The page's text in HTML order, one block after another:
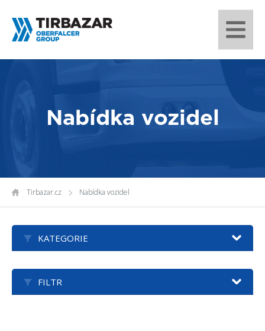
Nabídka vozidel
Tirbazar.cz Nabídka vozidel
KATEGORIE
FILTR